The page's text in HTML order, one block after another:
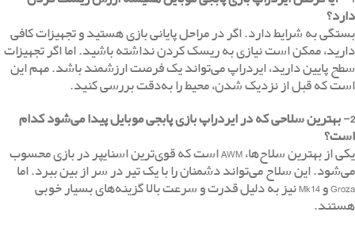
دارد؟
بستگی به شرایط دارد. اگر در مراحل پایانی بازی هستید و تجهیزات کافی
دارید، ممکن است نیازی به ریسک کردن نداشته باشید. اما اگر تجهیزات
سطح پایین دارید، ایردراپ می‌تواند یک فرصت ارزشمند باشد. مهم این
است که قبل از نزدیک شدن، محیط را به‌دقت بررسی کنید.
2- بهترین سلاحی که در ایردراپ بازی پابجی موبایل پیدا می‌شود کدام
است؟
یکی از بهترین سلاح‌ها، AWM است که قوی‌ترین اسنایپر در بازی محسوب
می‌شود. این سلاح می‌تواند دشمنان را با یک تیر در سر از بین ببرد. اما
Groza و Mk14 نیز به دلیل قدرت و سرعت بالا گزینه‌های بسیار خوبی
هستند.